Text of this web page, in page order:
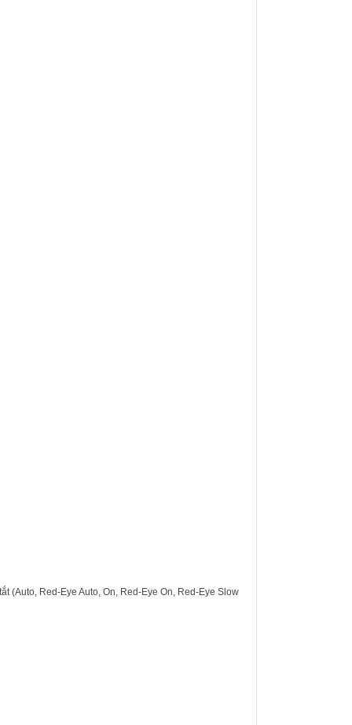
(Auto, Red-Eye Auto, On, Red-Eye On, Red-Eye Slow